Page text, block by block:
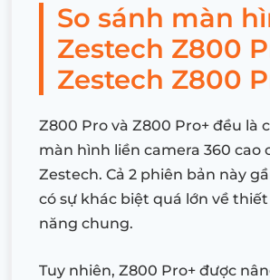
So sánh màn
Zestech Z800
Zestech Z800
Z800 Pro và Z800 Pro+ đều là
màn hình liền camera 360 cao
Zestech. Cả 2 phiên bản này
có sự khác biệt quá lớn về
năng chung.
Tuy nhiên, Z800 Pro+ được